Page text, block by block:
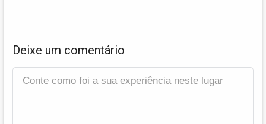
Deixe um comentário